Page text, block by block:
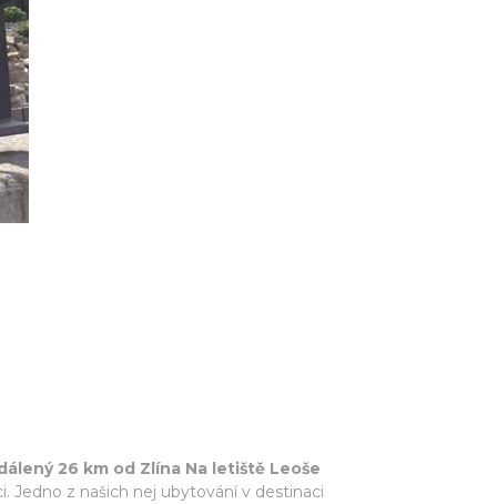
26 km od Zlína Na letiště Leoše
Jedno z našich nej ubytování v destinaci